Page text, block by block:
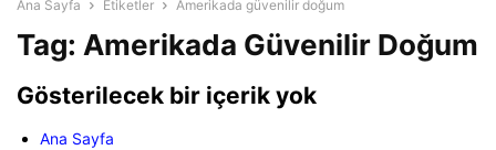
Ana Sayfa Etiketler Amerikada güvenilir doğum
Tag: Amerikada Güvenilir Doğum
Gösterilecek bir içerik yok
Ana Sayfa